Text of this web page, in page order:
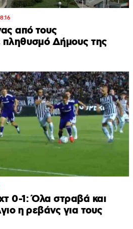
από τους
πληθυσμό Δήμους της
0-1: Όλα στραβά και
η ρεβάνς για τους